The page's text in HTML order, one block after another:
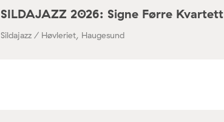
SILDAJAZZ 2026: Signe Førre Kvartett
Sildajazz / Høvleriet, Haugesund